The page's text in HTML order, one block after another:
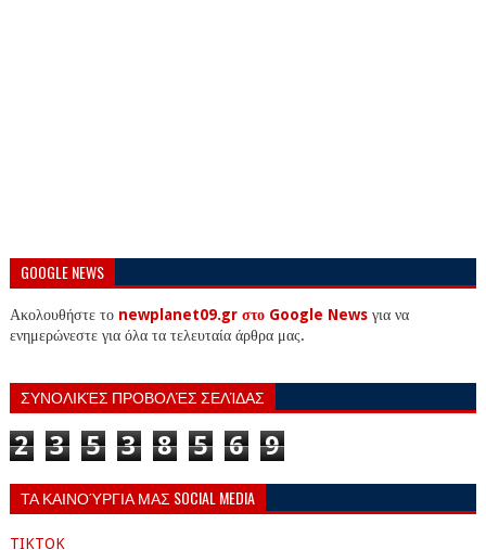
GOOGLE NEWS
Ακολουθήστε το newplanet09.gr στο Google Newsγια να
ενημερώνεστε για όλα τα τελευταία άρθρα μας.
ΣΥΝΟΛΙΚΈΣ ΠΡΟΒΟΛΈΣ ΣΕΛΊΔΑΣ
2 3 5 3 8 5 6 9
ΤΑ ΚΑΙΝΟΎΡΓΙΑ ΜΑΣ SOCIAL MEDIA
TIKTOK